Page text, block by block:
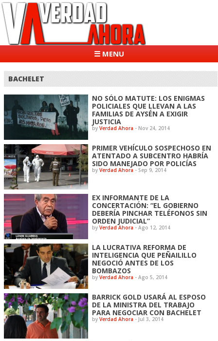
☰ MENU
BACHELET
NO SÓLO MATUTE: LOS ENIGMAS
POLICIALES QUE LLEVAN A LAS
FAMILIAS DE AYSÉN A EXIGIR
JUSTICIA
byVerdad Ahora - Nov 24, 2014
PRIMER VEHÍCULO SOSPECHOSO EN
ATENTADO A SUBCENTRO HABRÍA
SIDO MANEJADO POR POLICÍAS
byVerdad Ahora - Sep 9, 2014
EX INFORMANTE DE LA
CONCERTACIÓN: “EL GOBIERNO
DEBERÍA PINCHAR TELÉFONOS SIN
ORDEN JUDICIAL”
byVerdad Ahora - Ago 12, 2014
LA LUCRATIVA REFORMA DE
INTELIGENCIA QUE PEÑAILILLO
NEGOCIÓ ANTES DE LOS
BOMBAZOS
byVerdad Ahora - Ago 5, 2014
BARRICK GOLD USARÁ AL ESPOSO
DE LA MINISTRA DEL TRABAJO
PARA NEGOCIAR CON BACHELET
byVerdad Ahora - Jul 3, 2014